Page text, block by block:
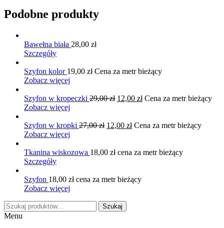
Podobne produkty
Bawełna biała 28,00 zł
Szczegóły
Szyfon kolor 19,00 złCena za metr bieżący
Zobacz więcej
Szyfon w kropeczki 29,00zł Pierwotna
29,00 zł.
12,00 złAktualna
12,00 zł.
Cena za metr bieżący
Zobacz więcej
Szyfon w kropki 27,00zł Pierwotna
27,00 zł.
12,00 złAktualna
12,00 zł.
Cena za metr bieżący
Zobacz więcej
Tkanina wiskozowa 18,00 złcena za metr bieżący
Szczegóły
Szyfon 18,00 złcena za metr bieżący
Zobacz więcej
Szukaj:
Szukaj
Menu